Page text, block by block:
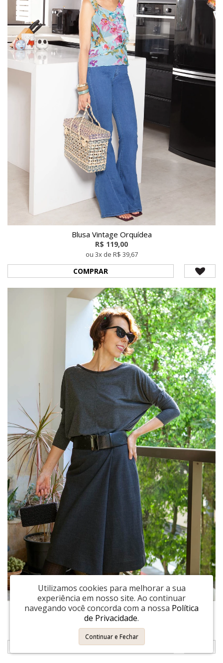
Blusa Vintage Orquídea
R$ 119,00
ou 3x de R$ 39,67
COMPRAR
Blusa Batwoman ZARA
R$ 119,00
ou 3x de R$ 39,67
COMPRAR
Utilizamos cookies para melhorar a sua
experiência em nosso site. Ao continuar
navegando você concorda com a nossa Política
de Privacidade.
Continuar e Fechar